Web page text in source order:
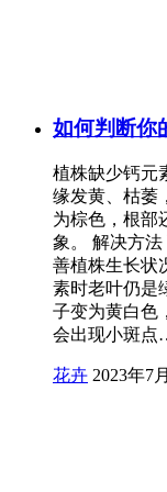
如何判断你
植株缺少钙元
缘发黄、枯萎
为棕色，根部
象。 解决方
善植株生长状
素时老叶仍是
子变为黄白色
会出现小斑
花卉 2023年7